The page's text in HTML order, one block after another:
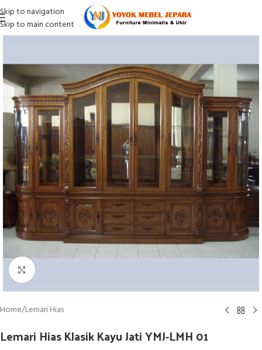
Skip to navigation
Skip to main content
Click to enlarge
Home/Lemari Hias
Lemari Hias Klasik Kayu Jati YMJ-LMH 01